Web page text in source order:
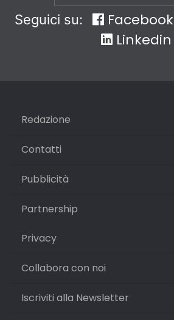
Seguici su: Facebook
Linkedin
Redazione
Contatti
Pubblicità
Partnership
Privacy
Collabora con noi
Iscriviti alla Newsletter